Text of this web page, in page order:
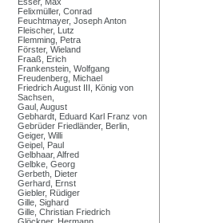
Felixmüller, Conrad
Feuchtmayer, Joseph Anton
Fleischer, Lutz
Flemming, Petra
Förster, Wieland
Fraaß, Erich
Frankenstein, Wolfgang
Freudenberg, Michael
Friedrich August III, König von
Sachsen,
Gaul, August
Gebhardt, Eduard Karl Franz von
Gebrüder Friedländer, Berlin,
Geiger, Willi
Geipel, Paul
Gelbhaar, Alfred
Gelbke, Georg
Gerbeth, Dieter
Gerhard, Ernst
Giebler, Rüdiger
Gille, Sighard
Gille, Christian Friedrich